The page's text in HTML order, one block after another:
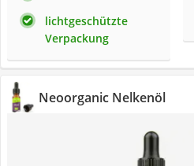
lichtgeschützte
Verpackung
Neoorganic Nelkenöl